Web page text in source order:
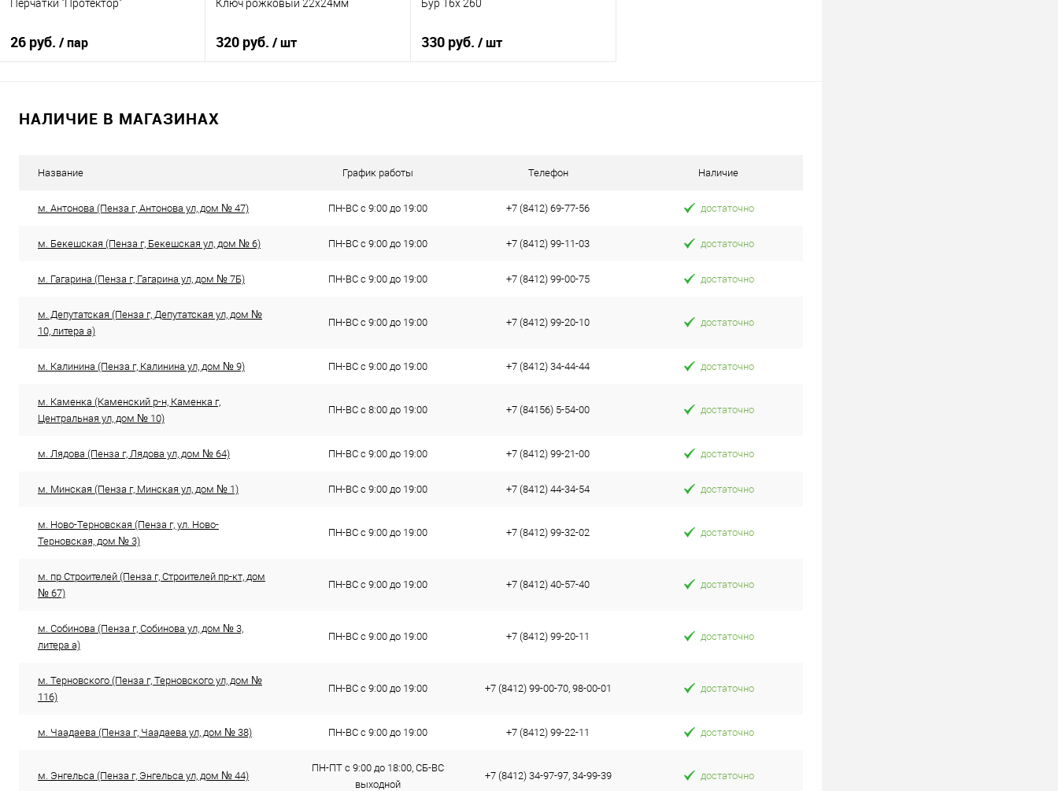
Перчатки "Протектор"
26 руб. / пар
К сравнению
В наличии
Ключ рожковый 22х24мм
320 руб. / шт
Бур 16х 260
330 руб. / шт
НАЛИЧИЕ В МАГАЗИНАХ
Название График работы Телефон Наличие
м. Антонова (Пенза г, Антонова ул, дом № 47) ПН-ВС с 9:00 до 19:00 +7 (8412) 69-77-56 достаточно
м. Бекешская (Пенза г, Бекешская ул, дом № 6) ПН-ВС с 9:00 до 19:00 +7 (8412) 99-11-03 достаточно
м. Гагарина (Пенза г, Гагарина ул, дом № 7Б) ПН-ВС с 9:00 до 19:00 +7 (8412) 99-00-75 достаточно
м. Депутатская (Пенза г, Депутатская ул, дом №
10, литера а)
ПН-ВС с 9:00 до 19:00 +7 (8412) 99-20-10 достаточно
м. Калинина (Пенза г, Калинина ул, дом № 9) ПН-ВС с 9:00 до 19:00 +7 (8412) 34-44-44 достаточно
м. Каменка (Каменский р-н, Каменка г,
Центральная ул, дом № 10)
ПН-ВС с 8:00 до 19:00 +7 (84156) 5-54-00 достаточно
м. Лядова (Пенза г, Лядова ул, дом № 64) ПН-ВС с 9:00 до 19:00 +7 (8412) 99-21-00 достаточно
м. Минская (Пенза г, Минская ул, дом № 1) ПН-ВС с 9:00 до 19:00 +7 (8412) 44-34-54 достаточно
м. Ново-Терновская (Пенза г, ул. Ново-
Терновская, дом № 3)
ПН-ВС с 9:00 до 19:00 +7 (8412) 99-32-02 достаточно
м. пр Строителей (Пенза г, Строителей пр-кт, дом
№ 67)
ПН-ВС с 9:00 до 19:00 +7 (8412) 40-57-40 достаточно
м. Собинова (Пенза г, Собинова ул, дом № 3,
литера а)
ПН-ВС с 9:00 до 19:00 +7 (8412) 99-20-11 достаточно
м. Терновского (Пенза г, Терновского ул, дом №
116)
ПН-ВС с 9:00 до 19:00 +7 (8412) 99-00-70, 98-00-01 достаточно
м. Чаадаева (Пенза г, Чаадаева ул, дом № 38) ПН-ВС с 9:00 до 19:00 +7 (8412) 99-22-11 достаточно
м. Энгельса (Пенза г, Энгельса ул, дом № 44)
ПН-ПТ с 9:00 до 18:00, СБ-ВС
выходной
+7 (8412) 34-97-97, 34-99-39 достаточно